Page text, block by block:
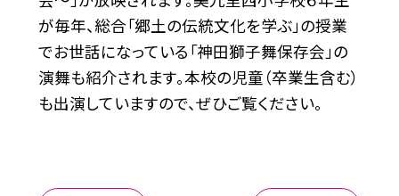
が毎年、総合「郷土の伝統文化を学ぶ」の授業
でお世話になっている「神田獅子舞保存会」の
演舞も紹介されます。本校の児童（卒業生含む）
も出演していますので、ぜひご覧ください。